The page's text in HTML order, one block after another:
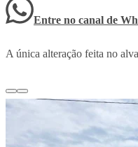
Entre no canal de
A única alteração feita no